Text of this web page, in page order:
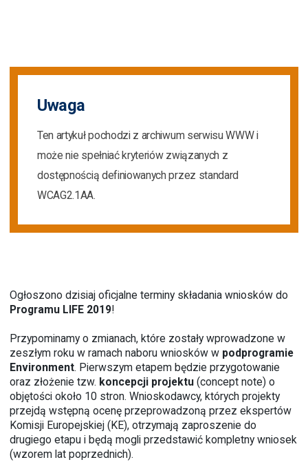
Uwaga
Ten artykuł pochodzi z archiwum serwisu WWW i
może nie spełniać kryteriów związanych z
dostępnością definiowanych przez standard
WCAG2.1AA.
Ogłoszono dzisiaj oficjalne terminy składania wniosków do
Programu LIFE 2019!
Przypominamy o zmianach, które zostały wprowadzone w
zeszłym roku w ramach naboru wniosków w podprogramie
Environment. Pierwszym etapem będzie przygotowanie
oraz złożenie tzw. koncepcji projektu (concept note) o
objętości około 10 stron. Wnioskodawcy, których projekty
przejdą wstępną ocenę przeprowadzoną przez ekspertów
Komisji Europejskiej (KE), otrzymają zaproszenie do
drugiego etapu i będą mogli przedstawić kompletny wniosek
(wzorem lat poprzednich).